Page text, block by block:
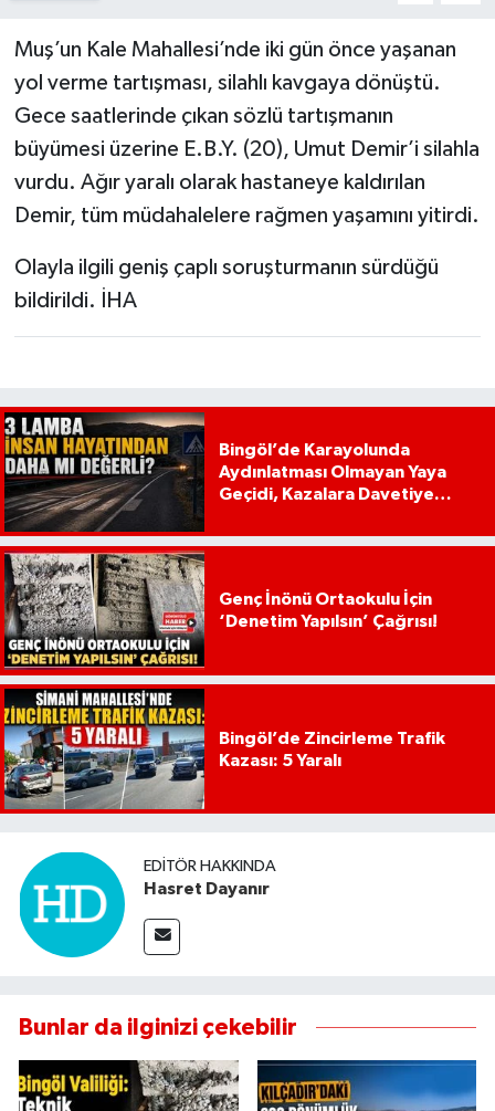
Muş’un Kale Mahallesi’nde iki gün önce yaşanan
yol verme tartışması, silahlı kavgaya dönüştü.
Gece saatlerinde çıkan sözlü tartışmanın
büyümesi üzerine E.B.Y. (20), Umut Demir’i silahla
vurdu. Ağır yaralı olarak hastaneye kaldırılan
Demir, tüm müdahalelere rağmen yaşamını yitirdi.
Olayla ilgili geniş çaplı soruşturmanın sürdüğü
bildirildi. İHA
Bingöl’de Karayolunda
Aydınlatması Olmayan Yaya
Geçidi, Kazalara Davetiye
Genç İnönü Ortaokulu İçin
‘Denetim Yapılsın’ Çağrısı!
Bingöl’de Zincirleme Trafik
Kazası: 5 Yaralı
EDITÖR HAKKINDA
Hasret Dayanır
Bunlar da ilginizi çekebilir
SOLHAN
YAYLADERE
YEDİSU